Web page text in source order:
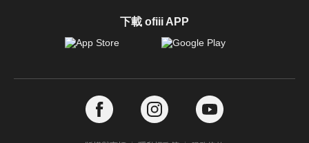
下載 ofiii APP